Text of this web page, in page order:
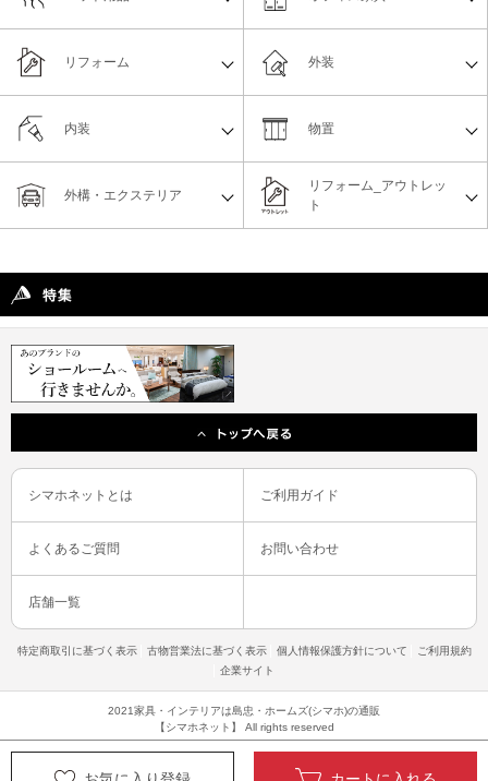
リフォーム
リフォーム_アウトレッ
ト
物置
外構・エクステリア
外装
内装
シマホネットとは ご利用ガイド
よくあるご質問 お問い合わせ
店舗一覧
特定商取引に基づく表示 古物営業法に基づく表示 個人情報保護方針について
ご利用規約
企業サイト
2021家具・インテリアは島忠・ホームズ(シマホ)の通販
【シマホネット】 All rights reserved